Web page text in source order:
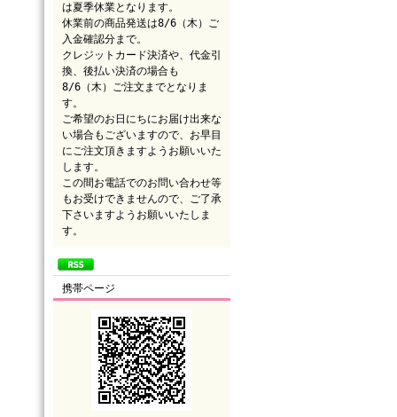
は夏季休業となります。
休業前の商品発送は8/6（木）ご
入金確認分まで。
クレジットカード決済や、代金引
換、後払い決済の場合も
8/6（木）ご注文までとなりま
す。
ご希望のお日にちにお届け出来な
い場合もございますので、お早目
にご注文頂きますようお願いいた
します。
この間お電話でのお問い合わせ等
もお受けできませんので、ご了承
下さいますようお願いいたしま
す。
携帯ページ